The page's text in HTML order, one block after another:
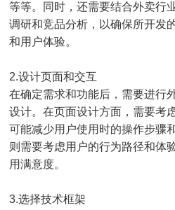
等等。同时，还需要结合外卖行
调研和竞品分析，以确保所开发
和用户体验。
2.设计页面和交互
在确定需求和功能后，需要进行
设计。在页面设计方面，需要考
可能减少用户使用时的操作步骤
则需要考虑用户的行为路径和体
用满意度。
3.选择技术框架